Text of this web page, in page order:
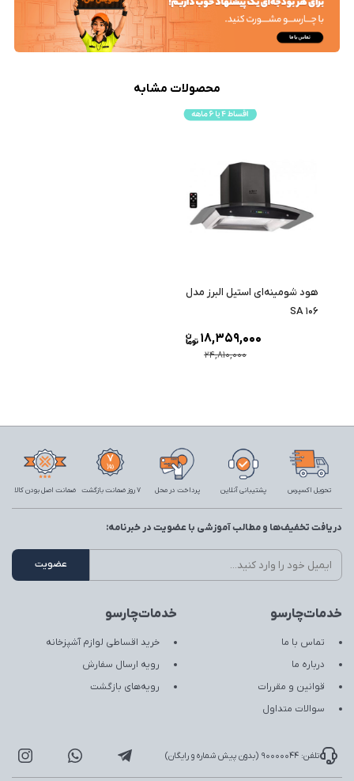
محصولات مشابه
هود شومینه‌ای استیل البرز مدل
SA 106
24,810,000
18,359,000
تحویل اکسپرس پشتیبانی آنلاین پرداخت در محل 7 روز ضمانت بازگشت ضمانت اصل بودن کالا
خدمات‌چارسو
تماس با ما
درباره ما
قوانین و مقررات
سوالات متداول
خدمات‌چارسو
خرید اقساطی لوازم آشپزخانه
رویه ارسال سفارش
رویه‌های بازگشت
دریافت تخفیف‌ها و مطالب آموزشی با عضویت در خبرنامه:
تلفن: 90000044 (بدون پیش شماره و رایگان)